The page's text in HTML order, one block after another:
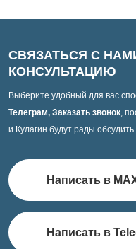
СВЯЗАТЬСЯ С
КОНСУЛЬТАЦИЮ
Выберите удобный для вас
Телеграм, Заказать звонок,
и Кулагин будут рады
Написать в
Написать в